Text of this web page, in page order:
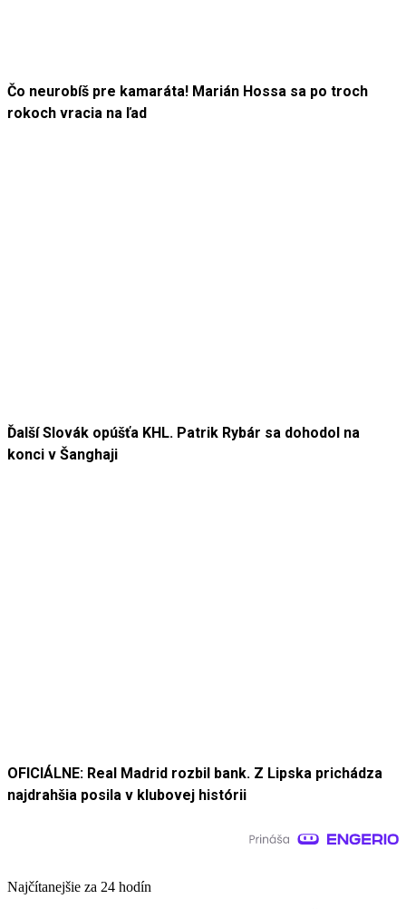
Čo neurobíš pre kamaráta! Marián Hossa sa po troch
rokoch vracia na ľad
Ďalší Slovák opúšťa KHL. Patrik Rybár sa dohodol na
konci v Šanghaji
OFICIÁLNE: Real Madrid rozbil bank. Z Lipska prichádza
najdrahšia posila v klubovej histórii
Najčítanejšie za 24 hodín